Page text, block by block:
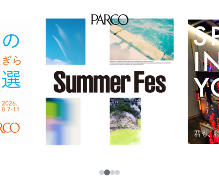
レストラン・カフェ
TAX FREE
PARCOメンバーズ
日本語
123